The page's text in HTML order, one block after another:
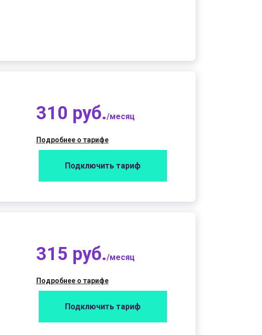
310 руб./месяц
Подробнее о тарифе
Подключить тариф
315 руб./месяц
Подробнее о тарифе
Подключить тариф